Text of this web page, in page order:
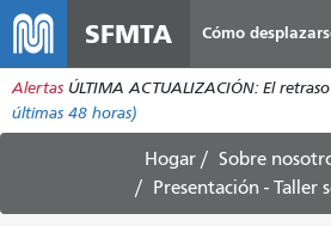
SFMTA Cómo
Alertas ÚLTIMA ACTUALIZACIÓN: El
últimas 48 horas)
Hogar Sobre
Presentación -